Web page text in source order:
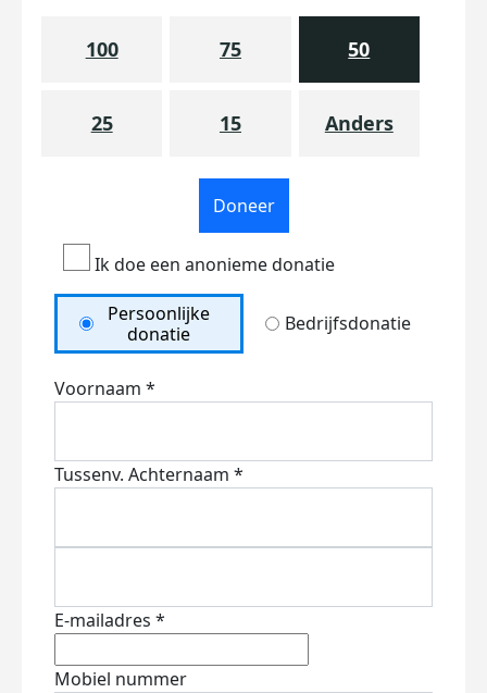
100 75 50
25 15 Anders
Doneer
Ik doe een anonieme donatie
Persoonlijke
donatie
Bedrijfsdonatie
Voornaam *
Tussenv. Achternaam *
E-mailadres *
Mobiel nummer